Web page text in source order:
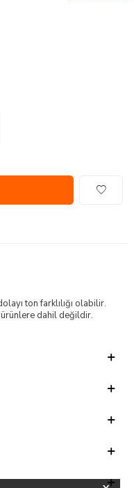
ton farklılığı olabilir.
dahil değildir.